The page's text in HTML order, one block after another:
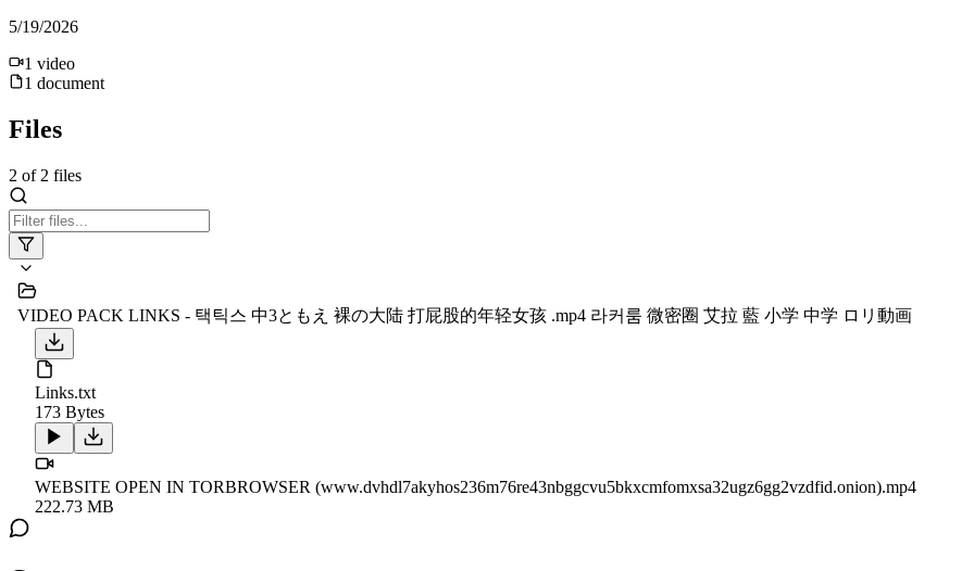
5/19/2026
1 video
1 document
Files
2 of 2 files
VIDEO PACK LINKS - 택틱스 中3ともえ 裸の大陆 打屁股的年轻女孩 .mp4 라커룸 微密圈 艾拉 藍 小学 中学 ロリ動画
Links.txt
173 Bytes
WEBSITE OPEN IN TORBROWSER (www.dvhdl7akyhos236m76re43nbggcvu5bkxcmfomxsa32ugz6gg2vzdfid.onion).mp4
222.73 MB